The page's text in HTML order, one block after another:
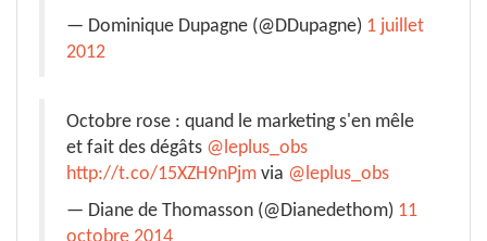
— Dominique Dupagne (@DDupagne) 1 juillet
2012
Octobre rose : quand le marketing s'en mêle
et fait des dégâts @leplus_obs
http://t.co/15XZH9nPjm via @leplus_obs
— Diane de Thomasson (@Dianedethom) 11
octobre 2014